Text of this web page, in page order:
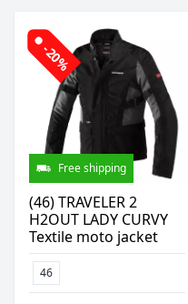
-20%
Free shipping
(46) TRAVELER 2
H2OUT LADY CURVY
Textile moto jacket
46